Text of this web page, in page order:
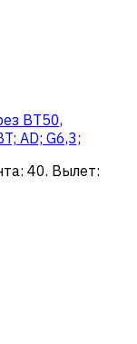
BT50,
AD; G6,3;
: 40. Вылет: